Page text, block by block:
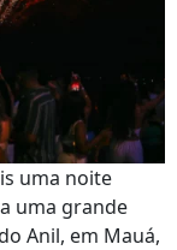
uma noite
uma grande
Anil, em Mauá,